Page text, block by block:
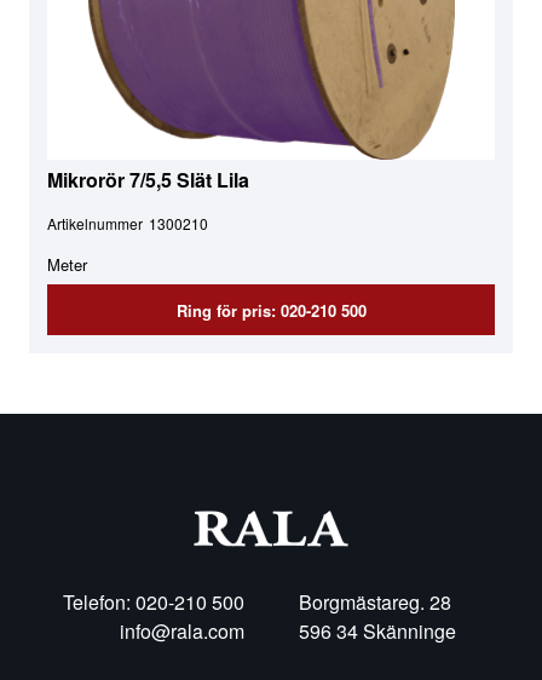
Mikrorör 7/5,5 Slät Lila
Artikelnummer 1300210
Meter
Ring för pris: 020-210 500
Telefon: 020-210 500
info@rala.com
Borgmästareg. 28
596 34 Skänninge